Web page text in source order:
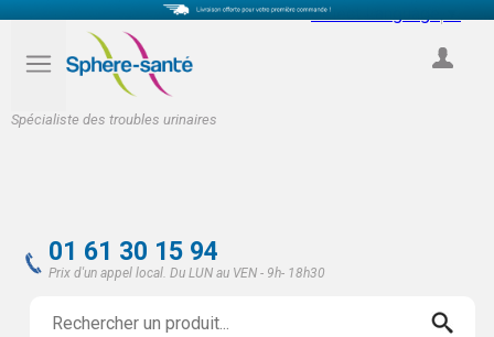
Spécialiste des troubles urinaires
Select Language
01 61 30 15 94
Prix d'un appel local. Du LUN au VEN - 9h- 18h30